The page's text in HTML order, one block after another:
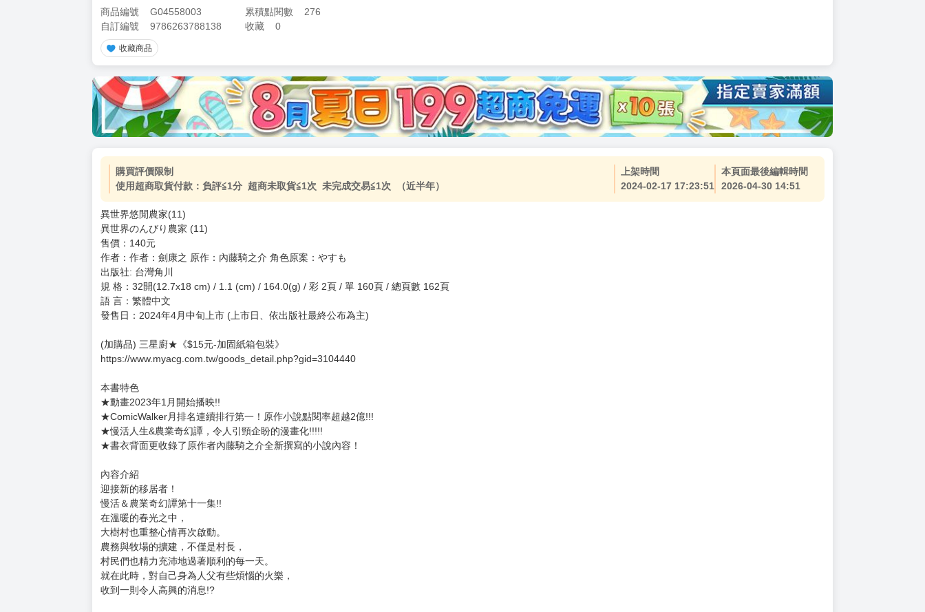
商品編號 G04558003 累積點閱數
276
自訂編號
9786263788138 收藏 0
收藏商品
購買評價限制
使用超商取貨付款：負評≦1分 超商未取貨≦1次 未完成交易≦1次 （近半年）
上架時間
2024-02-17 17:23:51
本頁面最後編輯時間
2026-04-30 14:51
異世界悠閒農家(11)
異世界のんびり農家 (11)
售價：140元
作者：作者：劍康之 原作：內藤騎之介 角色原案：やすも
出版社: 台灣角川
規 格：32開(12.7x18 cm) / 1.1 (cm) / 164.0(g) / 彩 2頁 / 單 160頁 / 總頁數 162頁
語 言：繁體中文
發售日：2024年4月中旬上市 (上市日、依出版社最終公布為主)
(加購品) 三星廚★《$15元-加固紙箱包裝》
https://www.myacg.com.tw/goods_detail.php?gid=3104440
本書特色
★動畫2023年1月開始播映!!
★ComicWalker月排名連續排行第一！原作小說點閱率超越2億!!!
★慢活人生&農業奇幻譚，令人引頸企盼的漫畫化!!!!!
★書衣背面更收錄了原作者內藤騎之介全新撰寫的小說內容！
內容介紹
迎接新的移居者！
慢活＆農業奇幻譚第十一集!!
在溫暖的春光之中，
大樹村也重整心情再次啟動。
農務與牧場的擴建，不僅是村長，
村民們也精力充沛地過著順利的每一天。
就在此時，對自己身為人父有些煩惱的火樂，
收到一則令人高興的消息!?